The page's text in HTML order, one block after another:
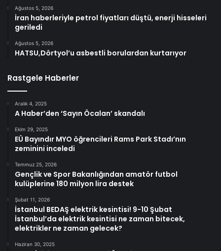
Ağustos 5, 2026
İran haberleriyle petrol fiyatları düştü, enerji hisseleri
geriledi
Ağustos 5, 2026
HATSU,Dörtyol’u asbestli borulardan kurtarıyor
Rastgele Haberler
Aralık 4, 2025
A Haber’den ‘Sayın Öcalan’ skandalı
Ekim 29, 2025
EÜ Bayındır MYO öğrencileri Rams Park Stadı’nın
zeminini inceledi
Temmuz 25, 2026
Gençlik ve Spor Bakanlığından amatör futbol
kulüplerine 180 milyon lira destek
Şubat 11, 2026
İstanbul BEDAŞ elektrik kesintisi! 9-10 Şubat
İstanbul’da elektrik kesintisi ne zaman bitecek,
elektrikler ne zaman gelecek?
Haziran 30, 2025